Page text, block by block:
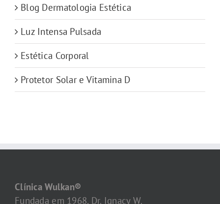
Blog Dermatologia Estética
Luz Intensa Pulsada
Estética Corporal
Protetor Solar e Vitamina D
Clínica Wulkan®
Fundada em 1968, Dr. Ignacy W.